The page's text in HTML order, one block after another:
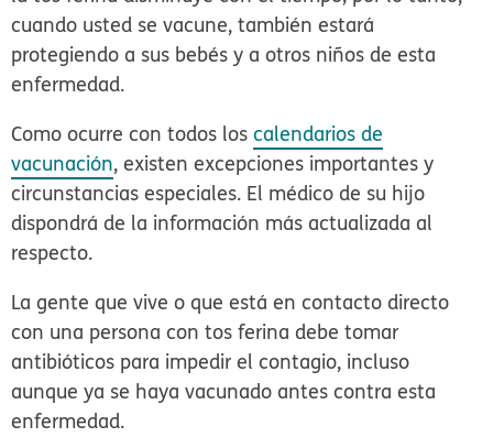
cuando usted se vacune, también estará
protegiendo a sus bebés y a otros niños de esta
enfermedad.
Como ocurre con todos loscalendarios de
vacunación, existen excepciones importantes y
circunstancias especiales. El médico de su hijo
dispondrá de la información más actualizada al
respecto.
La gente que vive o que está en contacto directo
con una persona con tos ferina debe tomar
antibióticos para impedir el contagio, incluso
aunque ya se haya vacunado antes contra esta
enfermedad.